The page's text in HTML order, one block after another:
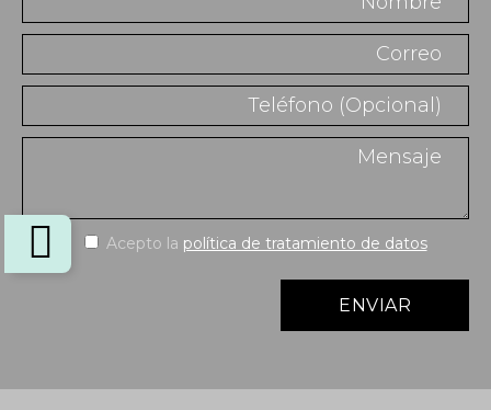
Acepto la política de tratamiento de datos